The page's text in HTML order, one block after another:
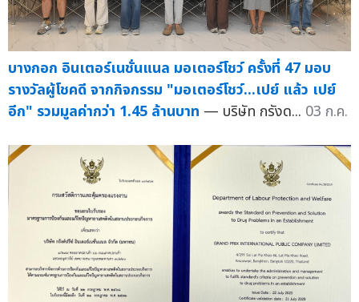
บางกอก อินเตอร์เนชั่นแนล มอเตอร์โชว์ ครั้งที่ 47 มอบ
รางวัลผู้โชคดี จากกิจกรรม "มอเตอร์โชว์...เปย์ แล้ว เปย์
อีก" รวมมูลค่ากว่า 1.45 ล้านบาท — บริษัท กรังด... 03 ก.ค.